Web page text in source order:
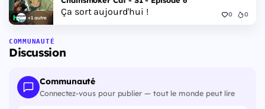
+1 autre
Ça sort aujourd'hui ! 0 0
COMMUNAUTÉ
Discussion
Communauté
Connectez-vous pour publier — tout le monde peut lire